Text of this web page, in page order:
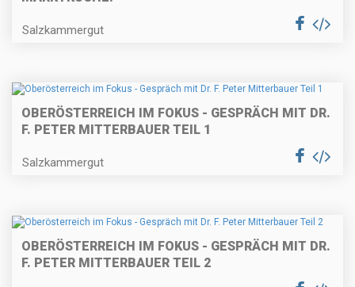
Salzkammergut
OBERÖSTERREICH IM FOKUS - GESPRÄCH MIT DR.
F. PETER MITTERBAUER TEIL 1
Salzkammergut
OBERÖSTERREICH IM FOKUS - GESPRÄCH MIT DR.
F. PETER MITTERBAUER TEIL 2